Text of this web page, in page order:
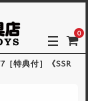
0
［特典付］《SSR